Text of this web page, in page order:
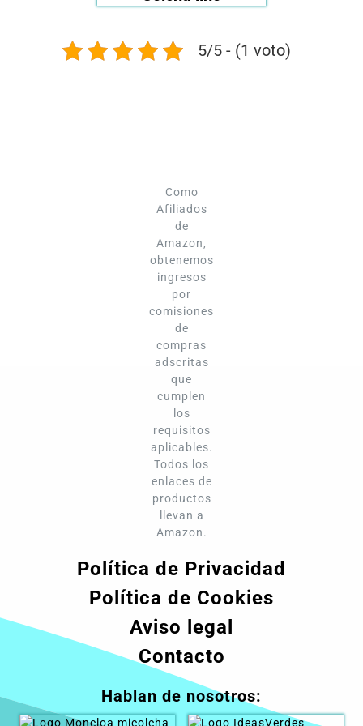
5/5 - (1 voto)
Como
Afiliados
de
Amazon,
obtenemos
ingresos
por
comisiones
de
compras
adscritas
que
cumplen
los
requisitos
aplicables.
Todos los
enlaces de
productos
llevan a
Amazon.
Política de Privacidad
Política de Cookies
Aviso legal
Contacto
Hablan de nosotros: